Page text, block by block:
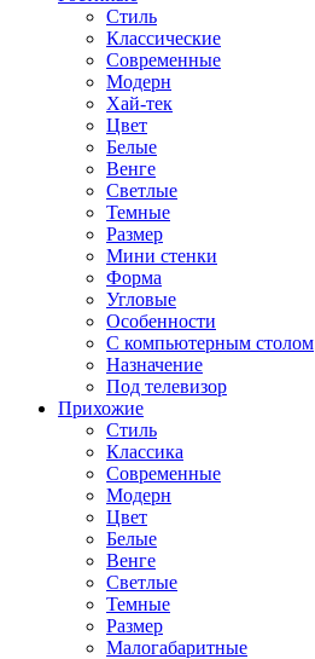
Стиль
Классические
Современные
Модерн
Хай-тек
Цвет
Белые
Венге
Светлые
Темные
Размер
Мини стенки
Форма
Угловые
Особенности
С компьютерным столом
Назначение
Под телевизор
Прихожие
Стиль
Классика
Современные
Модерн
Цвет
Белые
Венге
Светлые
Темные
Размер
Малогабаритные